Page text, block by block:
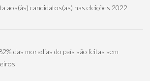
aos(às) candidatos(as) nas eleições 2022
das moradias do país são feitas sem